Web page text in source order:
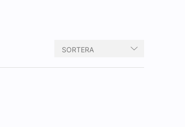
SORTERA